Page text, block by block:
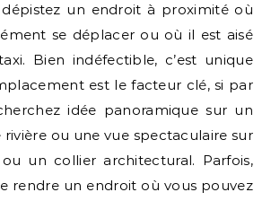
un endroit à proximité où
se déplacer ou où il est aisé
Bien indéfectible, c’est unique
est le facteur clé, si par
idée panoramique sur un
rivière ou une vue spectaculaire sur
un collier architectural. Parfois,
rendre un endroit où vous pouvez